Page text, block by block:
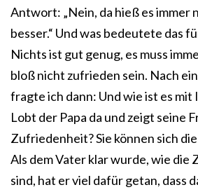
Antwort: „Nein, da hieß es immer
besser.“ Und was bedeutete das
Nichts ist gut genug, es muss
bloß nicht zufrieden sein. Nach
fragte ich dann: Und wie ist es mit
Lobt der Papa da und zeigt seine
Zufriedenheit? Sie können sich
Als dem Vater klar wurde, wie die
sind, hat er viel dafür getan, dass